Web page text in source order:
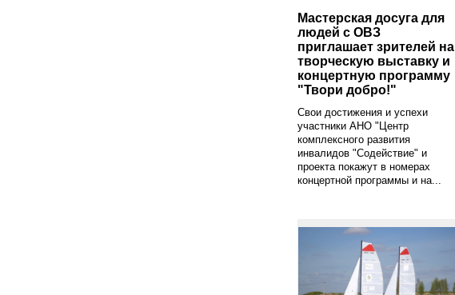
Мастерская досуга для
людей с ОВЗ
приглашает зрителей на
творческую выставку и
концертную программу
"Твори добро!"
Свои достижения и успехи
участники АНО "Центр
комплексного развития
инвалидов "Содействие" и
проекта покажут в номерах
концертной программы и на...